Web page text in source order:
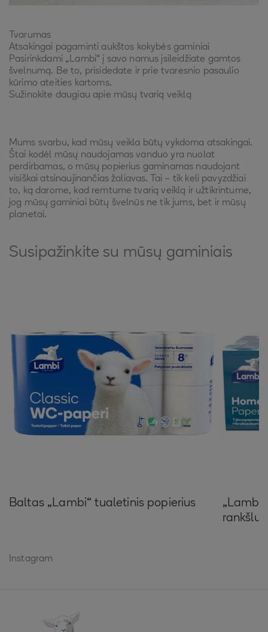
Tvarumas
Atsakingai pagaminti aukštos kokybės gaminiai
Pasirinkdami „Lambi“ į savo namus įsileidžiate gamtos
švelnumą. Be to, prisidedate ir prie tvaresnio pasaulio
kūrimo ateities kartoms.
Sužinokite daugiau apie mūsų tvarią veiklą
Mums svarbu, kad mūsų veikla būtų vykdoma atsakingai.
Štai kodėl mūsų naudojamas vanduo yra nuolat
perdirbamas, o mūsų popierius gaminamas naudojant
visiškai atsinaujinančias žaliavas. Tai – tik keli pavyzdžiai
to, ką darome, kad remtume tvarią veiklą ir užtikrintume,
jog mūsų gaminiai būtų švelnūs ne tik jums, bet ir mūsų
planetai.
Susipažinkite su mūsų gaminiais
Baltas „Lambi“ tualetinis popierius
Instagram